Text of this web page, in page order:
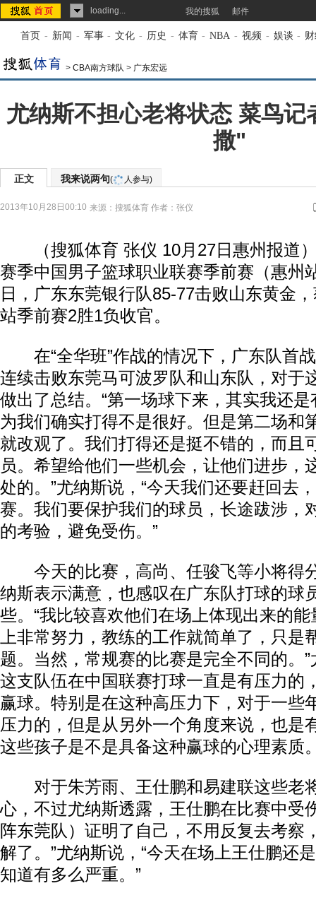
loading... 我的搜狐 邮件
首页 - 新闻 - 军事 - 文化 - 历史 - 体育 - NBA - 视频 - 娱谈 -
> CBA南方球队 > 广东宏远
尤纳斯不担心老将状态 菜鸟
撒"
正文 我来说两句( 人参与)
2013年10月28日00:10 来源： 搜狐体育 作者：张仪
（搜狐体育 张仪 10月27日惠州报道）
赛季中国男子篮球职业联赛季前赛（惠州
日，广东东莞银行队85-77击败山东黄金
站季前赛2胜1负收官。
在“全华班”作战的情况下，广东队首
连续击败东莞马可波罗队和山东队，对于
做出了总结。“第一场球下来，其实我还
为我们确实打得不是很好。但是第二场和
就改观了。我们打得还是挺不错的，而且
员。希望给他们一些机会，让他们进步，
处的。”尤纳斯说，“今天我们还要赶回去
赛。我们要保护我们的球员，长途跋涉，
的考验，避免受伤。”
今天的比赛，高尚、任骏飞等小将得
纳斯表示满意，也感叹在广东队打球的球
些。“我比较喜欢他们在场上体现出来的
上非常努力，教练的工作就简单了，只是
题。当然，常规赛的比赛是完全不同的。”
这支队伍在中国联赛打球一直是有压力的
赢球。特别是在这种高压力下，对于一些
压力的，但是从另外一个角度来说，也是
这些孩子是不是具备这种赢球的心理素质
对于朱芳雨、王仕鹏和易建联这些老
心，不过尤纳斯透露，王仕鹏在比赛中受
阵东莞队）证明了自己，不用反复去考察
解了。”尤纳斯说，“今天在场上王仕鹏还
知道有多么严重。”